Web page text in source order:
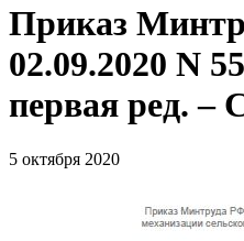
Приказ
02.09.2020 N
первая ред. –
5 октября 2020